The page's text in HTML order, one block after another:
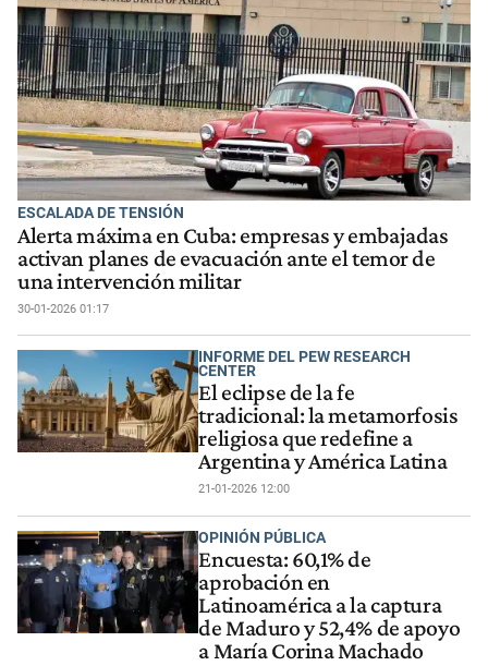
ESCALADA DE TENSIÓN
Alerta máxima en Cuba: empresas y embajadas
activan planes de evacuación ante el temor de
una intervención militar
30-01-2026 01:17
INFORME DEL PEW RESEARCH
CENTER
El eclipse de la fe
tradicional: la metamorfosis
religiosa que redefine a
Argentina y América Latina
21-01-2026 12:00
OPINIÓN PÚBLICA
Encuesta: 60,1% de
aprobación en
Latinoamérica a la captura
de Maduro y 52,4% de apoyo
a María Corina Machado